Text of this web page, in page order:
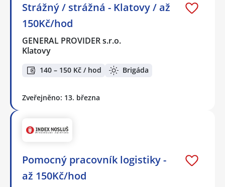
Strážný / strážná - Klatovy / až
150Kč/hod
GENERAL PROVIDER s.r.o.
Klatovy
140 – 150 Kč / hod Brigáda
Zveřejněno: 13. března
Pomocný pracovník logistiky -
až 150Kč/hod